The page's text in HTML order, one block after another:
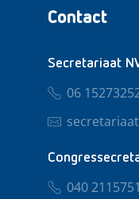
Contact
Secretariaat
06
040 2115751